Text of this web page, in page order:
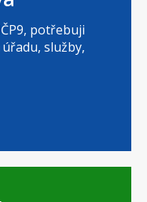
potřebuji
služby,